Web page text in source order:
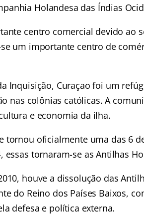
Holandesa das Índias
centro comercial devido ao
um importante centro de
Inquisição, Curaçao foi um
nas colônias católicas. A
e economia da ilha.
tornou oficialmente uma das 6
essas tornaram-se as Antilhas
houve a dissolução das
do Reino dos Países Baixos,
defesa e política externa.